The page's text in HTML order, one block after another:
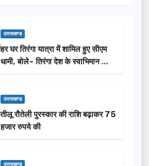
उत्तराखण्ड
हर घर तिरंगा यात्रा में शामिल हुए सीएम
धामी, बोले- तिरंगा देश के स्वाभिमान का
प्रतीक
उत्तराखण्ड
तीलू रौतेली पुरस्कार की राशि बढ़ाकर 75
हजार रुपये की
उत्तराखण्ड